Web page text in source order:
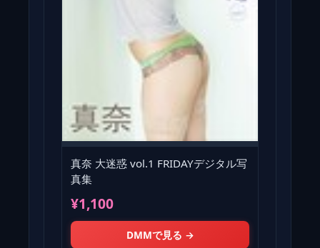
真奈 大迷惑 vol.1 FRIDAYデジタル写
真集
¥1,100
DMMで見る →